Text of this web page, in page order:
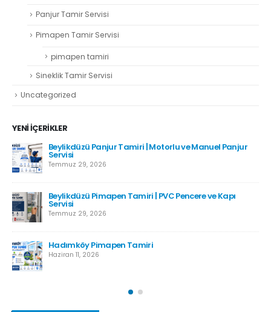
Panjur Tamir Servisi
Pimapen Tamir Servisi
pimapen tamiri
Sineklik Tamir Servisi
Uncategorized
YENI İÇERIKLER
Beylikdüzü Panjur Tamiri | Motorlu ve Manuel Panjur
Servisi
Temmuz 29, 2026
Beylikdüzü Pimapen Tamiri | PVC Pencere ve Kapı
Servisi
Temmuz 29, 2026
Hadımköy Pimapen Tamiri
Haziran 11, 2026